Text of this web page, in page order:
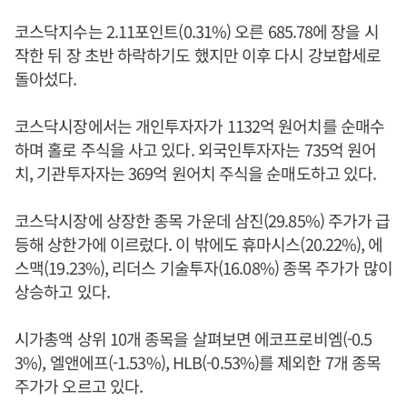
코스닥지수는 2.11포인트(0.31%) 오른 685.78에 장을 시
작한 뒤 장 초반 하락하기도 했지만 이후 다시 강보합세로
돌아섰다.
코스닥시장에서는 개인투자자가 1132억 원어치를 순매수
하며 홀로 주식을 사고 있다. 외국인투자자는 735억 원어
치, 기관투자자는 369억 원어치 주식을 순매도하고 있다.
코스닥시장에 상장한 종목 가운데 삼진(29.85%) 주가가 급
등해 상한가에 이르렀다. 이 밖에도 휴마시스(20.22%), 에
스맥(19.23%), 리더스 기술투자(16.08%) 종목 주가가 많이
상승하고 있다.
시가총액 상위 10개 종목을 살펴보면 에코프로비엠(-0.5
3%), 엘앤에프(-1.53%), HLB(-0.53%)를 제외한 7개 종목
주가가 오르고 있다.